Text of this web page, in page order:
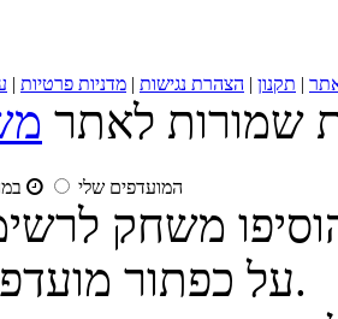
| תקנון | הצהרת נגישות | מדניות פרטיות |
שמורות לאתר
המועדפים שלי
משחק
על כפתור מועדפים במשחק.